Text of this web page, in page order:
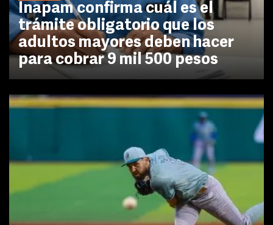
Inapam confirma cuál es el
trámite obligatorio que los
adultos mayores deben hacer
para cobrar 9 mil 500 pesos